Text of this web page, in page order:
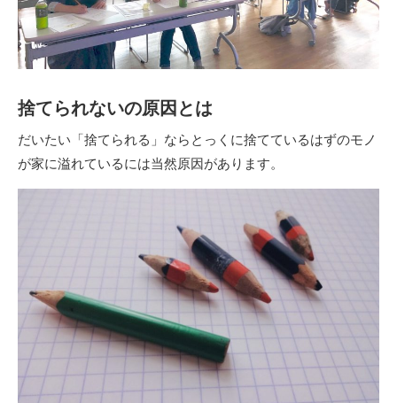
捨てられないの原因とは
だいたい「捨てられる」ならとっくに捨てているはずのモノ
が家に溢れているには当然原因があります。